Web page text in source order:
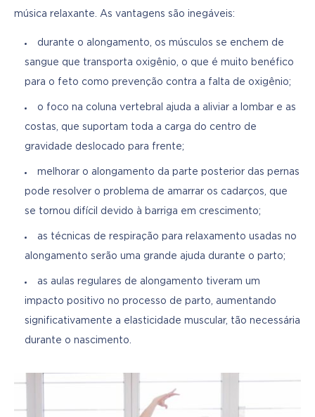
música relaxante. As vantagens são inegáveis:
durante o alongamento, os músculos se enchem de
sangue que transporta oxigênio, o que é muito benéfico
para o feto como prevenção contra a falta de oxigênio;
o foco na coluna vertebral ajuda a aliviar a lombar e as
costas, que suportam toda a carga do centro de
gravidade deslocado para frente;
melhorar o alongamento da parte posterior das pernas
pode resolver o problema de amarrar os cadarços, que
se tornou difícil devido à barriga em crescimento;
as técnicas de respiração para relaxamento usadas no
alongamento serão uma grande ajuda durante o parto;
as aulas regulares de alongamento tiveram um
impacto positivo no processo de parto, aumentando
significativamente a elasticidade muscular, tão necessária
durante o nascimento.